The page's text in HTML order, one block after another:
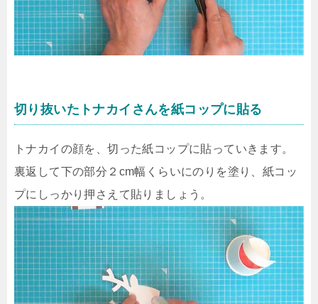
切り抜いたトナカイさんを紙コップに貼る
トナカイの顔を、切った紙コップに貼っていきます。
裏返して下の部分２cm幅くらいにのりを塗り、紙コッ
プにしっかり押さえて貼りましょう。